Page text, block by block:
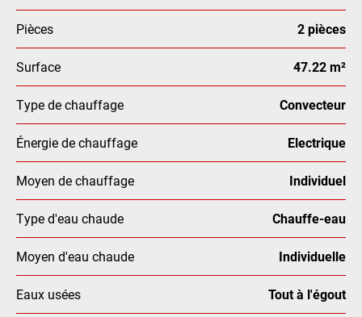
Pièces 2 pièces
Surface 47.22 m²
Type de chauffage Convecteur
Énergie de chauffage Electrique
Moyen de chauffage Individuel
Type d'eau chaude Chauffe-eau
Moyen d'eau chaude Individuelle
Eaux usées Tout à l'égout